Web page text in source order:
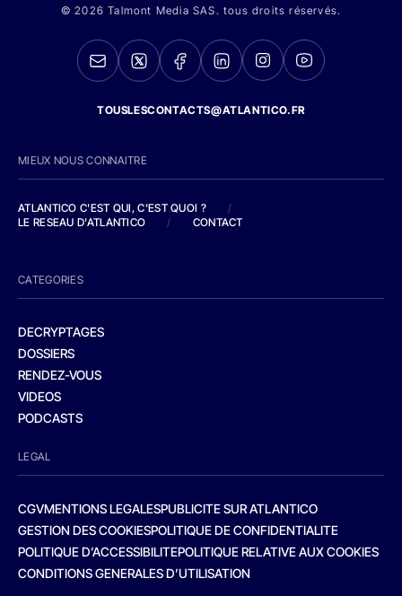
© 2026 Talmont Media SAS. tous droits réservés.
TOUSLESCONTACTS@ATLANTICO.FR
MIEUX NOUS CONNAITRE
ATLANTICO C'EST QUI, C'EST QUOI ?
/
LE RESEAU D'ATLANTICO
/ CONTACT
CATEGORIES
DECRYPTAGES
DOSSIERS
RENDEZ-VOUS
VIDEOS
PODCASTS
LEGAL
CGVMENTIONS LEGALESPUBLICITE SUR ATLANTICO
GESTION DES COOKIESPOLITIQUE DE CONFIDENTIALITE
POLITIQUE D’ACCESSIBILITEPOLITIQUE RELATIVE AUX COOKIES
CONDITIONS GENERALES D’UTILISATION